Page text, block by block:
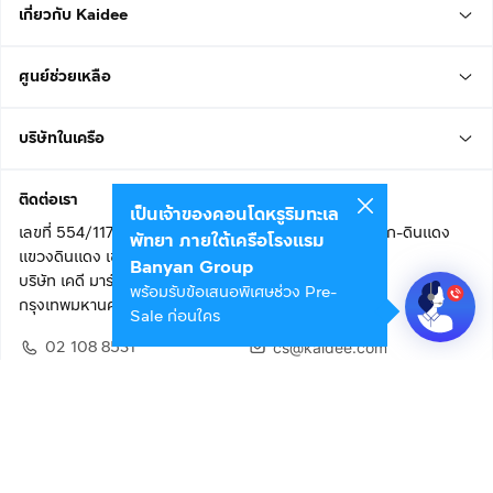
เกี่ยวกับ Kaidee
ศูนย์ช่วยเหลือ
บริษัทในเครือ
ติดต่อเรา
เลขที่ 554/117 อาคารสกายไนน์ เซ็นเตอร์ ชั้น 22 ถนนอโศก-ดินแดง
แขวงดินแดง เขตดินแดง
บริษัท เคดี มาร์เก็ตเพลส จำกัด (สำนักงานใหญ่)
กรุงเทพมหานคร 10400
02 108 8531
cs@kaidee.com
เป็นเจ้าของคอนโดหรูริมทะเล
พัทยา ภายใต้เครือโรงแรม
Banyan Group
พร้อมรับข้อเสนอพิเศษช่วง Pre-
Sale ก่อนใคร